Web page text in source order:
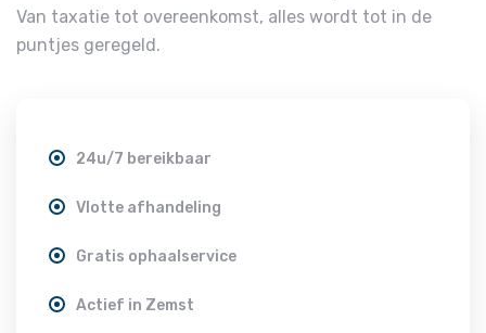
Van taxatie tot overeenkomst, alles wordt tot in de
puntjes geregeld.
24u/7 bereikbaar
Vlotte afhandeling
Gratis ophaalservice
Actief in Zemst